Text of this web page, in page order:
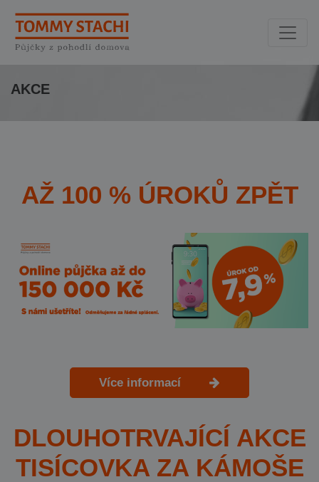
AKCE
AŽ 100 % ÚROKŮ ZPĚT
Více informací
DLOUHOTRVAJÍCÍ AKCE
TISÍCOVKA ZA KÁMOŠE